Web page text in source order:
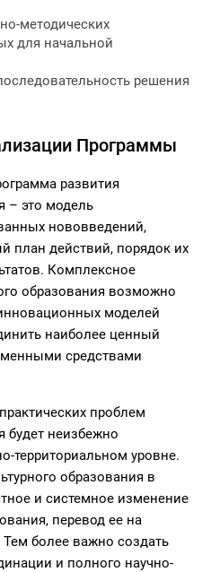
методических
для начальной
решения
Программы
развития
– это модель
нововведений,
план действий, порядок их
Комплексное
образования возможно
моделей
наиболее ценный
средствами
проблем
будет неизбежно
территориальном уровне.
образования в
и системное изменение
перевод ее на
более важно создать
и полного научно-